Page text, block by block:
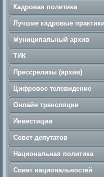
Кадровая политика
Лучшие кадровые практики
Муниципальный архив
ТИК
Прессрелизы (архив)
Цифровое телевидение
Онлайн трансляции
Инвестиции
Совет депутатов
Национальная политика
Совет национальностей